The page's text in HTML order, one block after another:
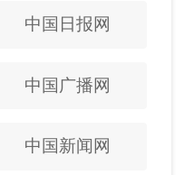
中国日报网
中国广播网
中国新闻网